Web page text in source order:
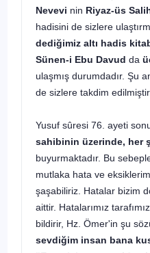
Nevevi nin Riyaz-üs
hadisini de sizlere
dediğimiz altı hadis
Sünen-i Ebu Davud da
ulaşmış durumdadır. Şu
de sizlere takdim
Yusuf sûresi 76. ayeti
sahibinin üzerinde, her
buyurmaktadır. Bu
mutlaka hata ve
şaşabiliriz. Hatalar bizim
aittir. Hatalarımız
bildirir, Hz. Ömer'in şu
sevdiğim insan bana